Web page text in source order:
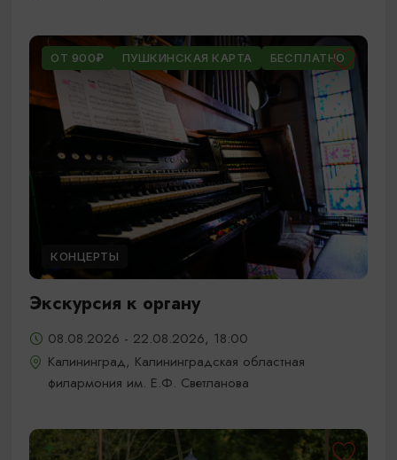
ОТ 900₽ ПУШКИНСКАЯ КАРТА БЕСПЛАТНО
КОНЦЕРТЫ
Экскурсия к органу
08.08.2026 - 22.08.2026, 18:00
Калининград, Калининградская областная
филармония им. Е.Ф. Светланова